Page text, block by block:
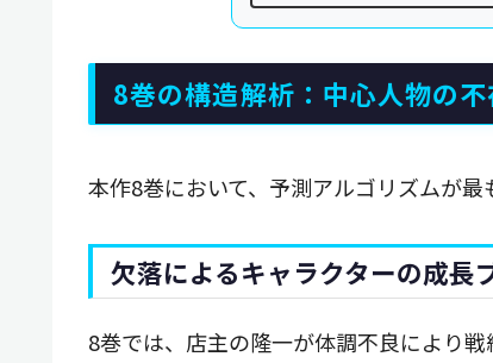
8巻の構造解析：中心人物の
本作8巻において、予測アルゴリズムが最
欠落によるキャラクターの成長
8巻では、店主の隆一が体調不良により